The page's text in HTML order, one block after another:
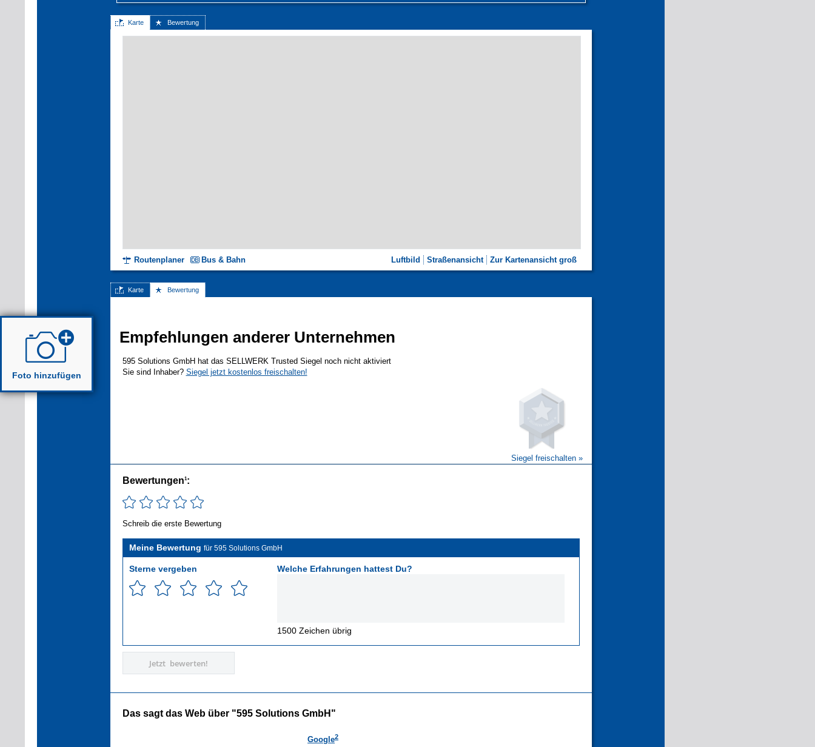
Karte Bewertung
Luftbild Straßenansicht Zur Kartenansicht groß
Routenplaner Bus & Bahn
Karte Bewertung
Empfehlungen anderer Unternehmen
595 Solutions GmbH hat das SELLWERK Trusted Siegel noch nicht aktiviert
Sie sind Inhaber? Siegel jetzt kostenlos freischalten!
Siegel freischalten »
Bewertungen1:
Schreib die erste Bewertung
Meine Bewertung für 595 Solutions GmbH
Sterne vergeben Welche Erfahrungen hattest Du?
1500 Zeichen übrig
Jetzt bewerten!
Das sagt das Web über "595 Solutions GmbH"
Google2
Foto hinzufügen